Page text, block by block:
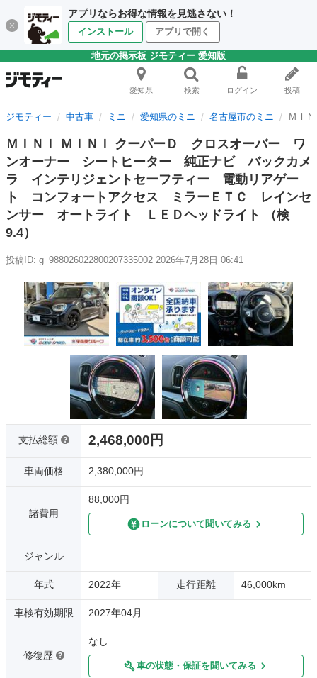
アプリならお得な情報を見逃さない！
インストール アプリで開く
地元の掲示板 ジモティー 愛知版
愛知県 検索 ログイン 投稿
ジモティー 中古車 ミニ 愛知県のミニ 名古屋市のミニ ＭＩ
ＭＩＮＩ ＭＩＮＩ クーパーＤ クロスオーバー ワ
ンオーナー シートヒーター 純正ナビ バックカメ
ラ インテリジェントセーフティー 電動リアゲー
ト コンフォートアクセス ミラーＥＴＣ レインセ
ンサー オートライト ＬＥＤヘッドライト （検
9.4）
投稿ID: g_988026022800207335002 2026年7月28日 06:41
支払総額 2,468,000円
車両価格 2,380,000円
諸費用
88,000円
ローンについて聞いてみる
ジャンル
年式 2022年 走行距離 46,000km
車検有効期限 2027年04月
修復歴
なし
車の状態・保証を聞いてみる